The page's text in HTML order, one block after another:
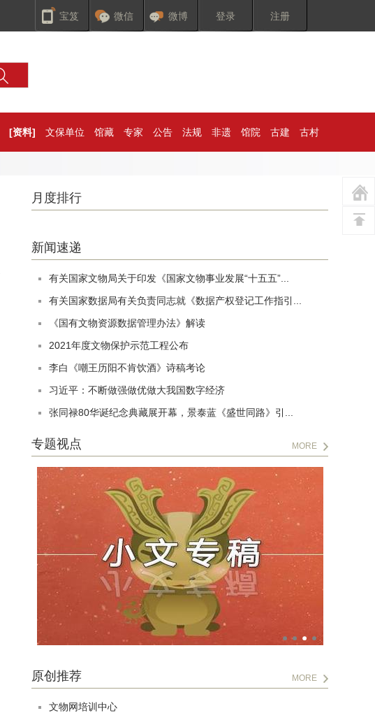
宝笈 微信 微博 登录 注册
[资料] 文保单位 馆藏 专家 公告 法规 非遗 馆院 古建 古村
月度排行
新闻速递
有关国家文物局关于印发《国家文物事业发展“十五五”...
有关国家数据局有关负责同志就《数据产权登记工作指引...
《国有文物资源数据管理办法》解读
2021年度文物保护示范工程公布
李白《嘲王历阳不肯饮酒》诗稿考论
习近平：不断做强做优做大我国数字经济
张同禄80华诞纪念典藏展开幕，景泰蓝《盛世同路》引...
专题视点 MORE
原创推荐 MORE
文物网培训中心